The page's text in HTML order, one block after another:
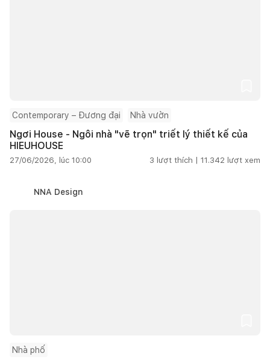
Contemporary – Đương đại Nhà vườn
Ngơi House - Ngôi nhà "vẽ trọn" triết lý thiết kế của
HIEUHOUSE
27/06/2026, lúc 10:00 3 lượt thích | 11.342 lượt xem
NNA Design
Nhà phố